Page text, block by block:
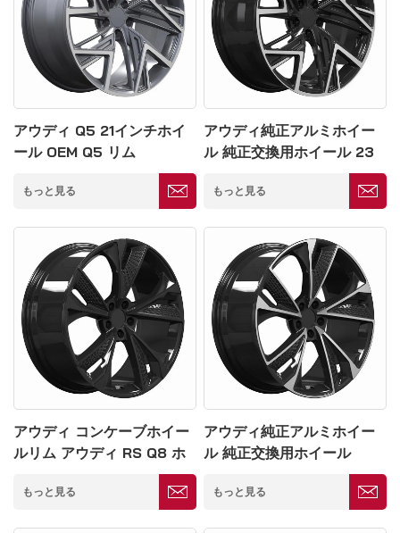
アウディ Q5 21インチホイ
ール OEM Q5 リム
もっと見る
アウディ純正アルミホイー
ル 純正交換用ホイール 23
もっと見る
アウディ コンケーブホイー
ルリム アウディ RS Q8 ホ
イール 23インチ 5*139.7
もっと見る
アウディ純正アルミホイー
ル 純正交換用ホイール
もっと見る